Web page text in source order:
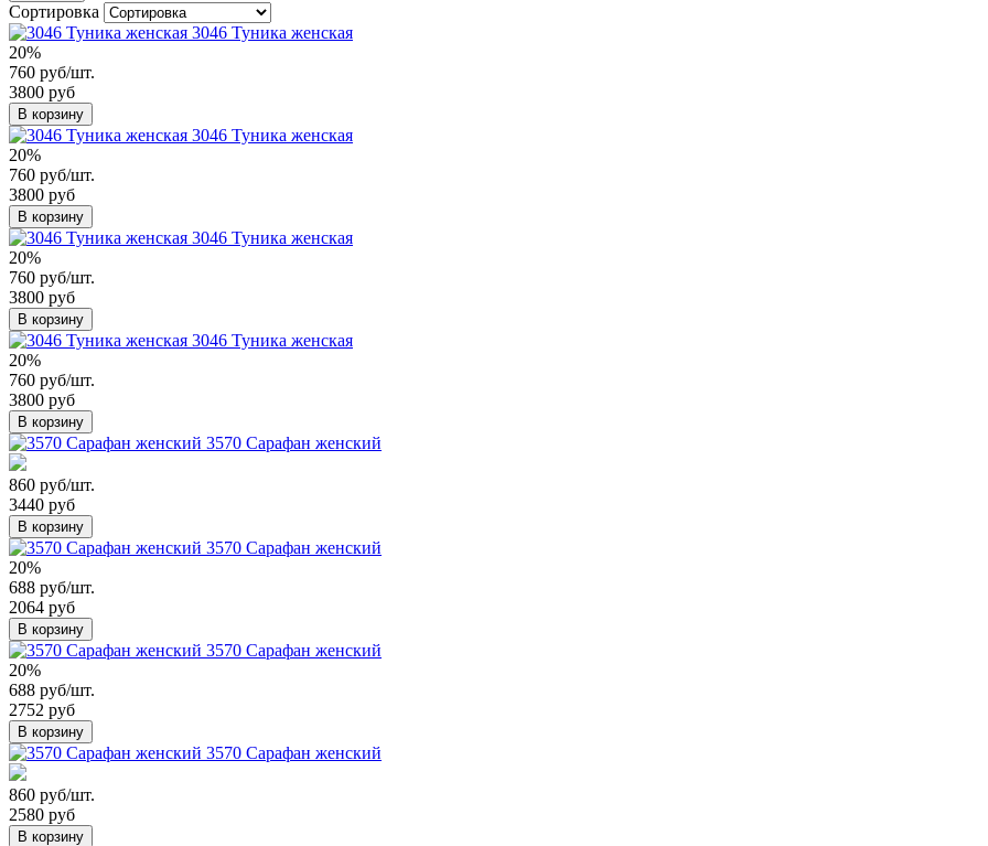
Сортировка
3046 Туника женская
20%
760 руб/шт.
3800 руб
В корзину
3046 Туника женская
20%
760 руб/шт.
3800 руб
В корзину
3046 Туника женская
20%
760 руб/шт.
3800 руб
В корзину
3046 Туника женская
20%
760 руб/шт.
3800 руб
В корзину
3570 Сарафан женский
860 руб/шт.
3440 руб
В корзину
3570 Сарафан женский
20%
688 руб/шт.
2064 руб
В корзину
3570 Сарафан женский
20%
688 руб/шт.
2752 руб
В корзину
3570 Сарафан женский
860 руб/шт.
2580 руб
В корзину